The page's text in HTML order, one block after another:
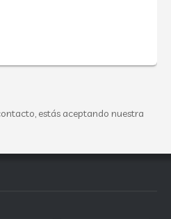
estás aceptando nuestra